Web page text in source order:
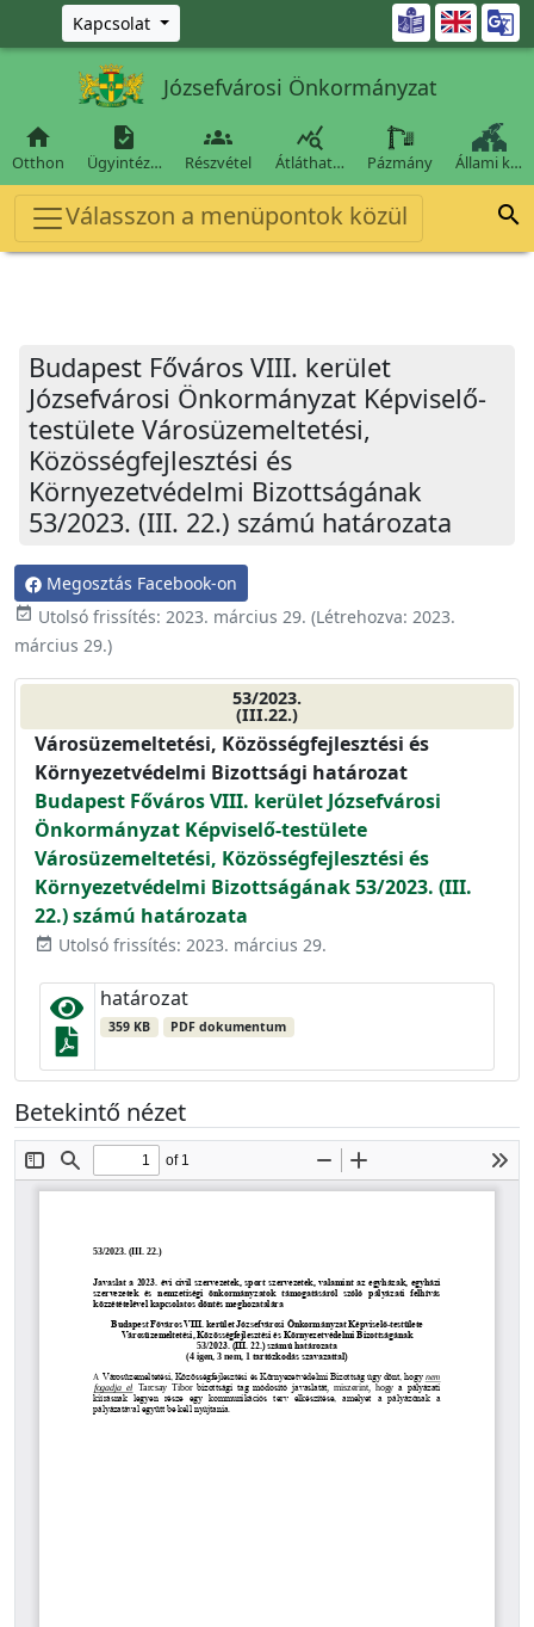
Ugrás a fő tartalomra
Kapcsolat 
Józsefvárosi Önkormányzat

Otthon

Ügyintéz…

Részvétel

Átláthat… Pázmány Állami k…
Válasszon a menüpontok közül 
Budapest Főváros VIII. kerület
Józsefvárosi Önkormányzat Képviselő-
testülete Városüzemeltetési,
Közösségfejlesztési és
Környezetvédelmi Bizottságának
53/2023. (III. 22.) számú határozata
Megosztás Facebook-on
event_available Utolsó frissítés: 2023. március 29. (Létrehozva: 2023.
március 29.)
53/2023.
(III.22.)
Városüzemeltetési, Közösségfejlesztési és
Környezetvédelmi Bizottsági határozat
Budapest Főváros VIII. kerület Józsefvárosi
Önkormányzat Képviselő-testülete
Városüzemeltetési, Közösségfejlesztési és
Környezetvédelmi Bizottságának 53/2023. (III.
22.) számú határozata
event_available Utolsó frissítés: 2023. március 29.
határozat
359 KB PDF dokumentum
Betekintő nézet